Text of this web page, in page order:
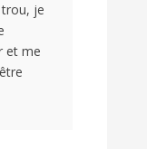
je
et me